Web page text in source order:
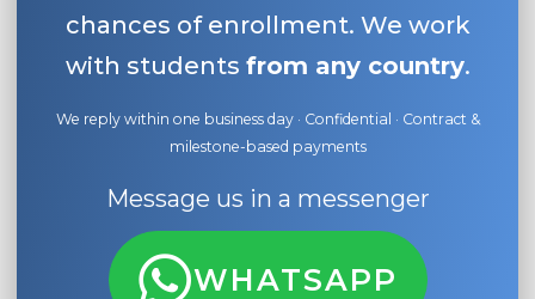
chances of enrollment. We work
with students from any country.
We reply within one business day · Confidential · Contract &
milestone-based payments
Message us in a messenger
WHATSAPP